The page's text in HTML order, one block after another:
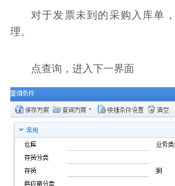
对于发票未到的采购入库单
理。
点查询，进入下一界面